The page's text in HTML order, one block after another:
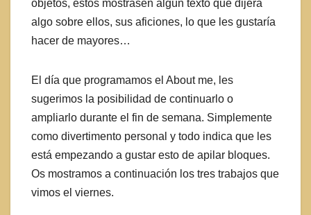
objetos, éstos mostrasen algún texto que dijera
algo sobre ellos, sus aficiones, lo que les gustaría
hacer de mayores…
El día que programamos el About me, les
sugerimos la posibilidad de continuarlo o
ampliarlo durante el fin de semana. Simplemente
como divertimento personal y todo indica que les
está empezando a gustar esto de apilar bloques.
Os mostramos a continuación los tres trabajos que
vimos el viernes.